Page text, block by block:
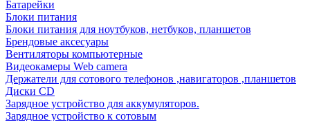
Батарейки
Блоки питания
Блоки питания для ноутбуков, нетбуков, планшетов
Брендовые аксесуары
Вентиляторы компьютерные
Видеокамеры Web camera
Держатели для сотового телефонов ,навигаторов ,планшетов
Диски CD
Зарядное устройство для аккумуляторов.
Зарядное устройство к сотовым